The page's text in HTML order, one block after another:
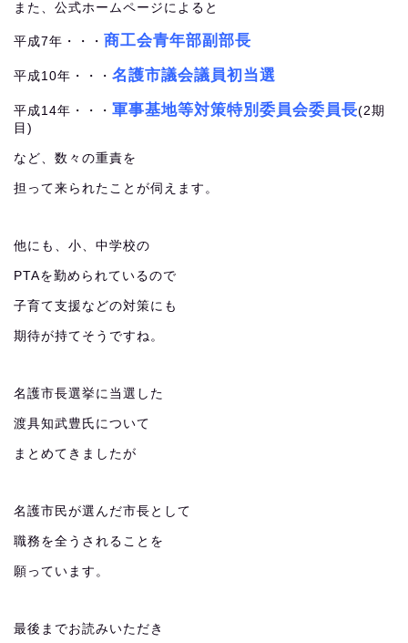
また、公式ホームページによると
平成7年・・・ 商工会青年部副部長
平成10年・・・ 名護市議会議員初当選
平成14年・・・ 軍事基地等対策特別委員会委員長(2期
目)
など、数々の重責を
担って来られたことが伺えます。
他にも、小、中学校の
PTAを勤められているので
子育て支援などの対策にも
期待が持てそうですね。
名護市長選挙に当選した
渡具知武豊氏について
まとめてきましたが
名護市民が選んだ市長として
職務を全うされることを
願っています。
最後までお読みいただき